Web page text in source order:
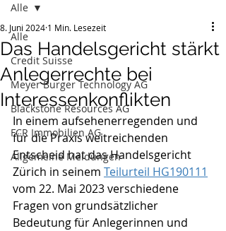
Alle
Credit Suisse
Meyer Burger Technology AG
Blackstone Resources AG
FCR Immobilien AG
Allgemeine Meldungen
Alle
Das Handelsgericht stärkt
Anlegerrechte bei
Interessenkonflikten
8. Juni 2024 1 Min. Lesezeit
In einem aufsehenerregenden und
für die Praxis weitreichenden
Entscheid hat das Handelsgericht
Zürich in seinem Teilurteil HG190111
vom 22. Mai 2023 verschiedene
Fragen von grundsätzlicher
Bedeutung für Anlegerinnen und